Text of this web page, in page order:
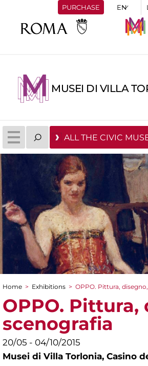
PURCHASE
MUSEI DI VILLA
ALL THE CIVIC
You are here
Home > Exhibitions > OPPO. Pittura,
OPPO. Pittura,
scenografia
20/05 - 04/10/2015
Musei di Villa Torlonia, Casino